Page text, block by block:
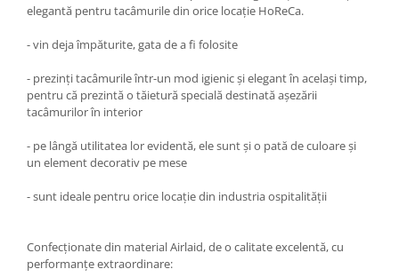
elegantă pentru tacâmurile din orice locație HoReCa.
- vin deja împăturite, gata de a fi folosite
- prezinți tacâmurile într-un mod igienic și elegant în același timp,
pentru că prezintă o tăietură specială destinată așezării
tacâmurilor în interior
- pe lângă utilitatea lor evidentă, ele sunt și o pată de culoare și
un element decorativ pe mese
- sunt ideale pentru orice locație din industria ospitalității
Confecționate din material Airlaid, de o calitate excelentă, cu
performanțe extraordinare: